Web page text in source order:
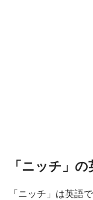
「ニッチ」
「ニッチ」は英語